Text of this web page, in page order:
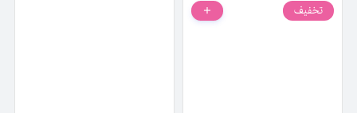
تخفیف